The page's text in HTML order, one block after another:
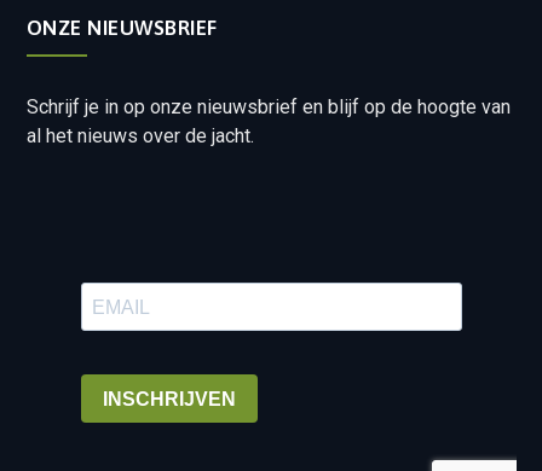
ONZE NIEUWSBRIEF
Schrijf je in op onze nieuwsbrief en blijf op de hoogte van
al het nieuws over de jacht.